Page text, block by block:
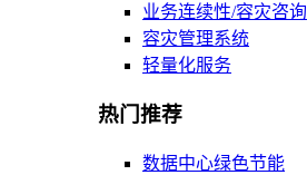
业务连续性/容灾咨询
容灾管理系统
轻量化服务
热门推荐
数据中心绿色节能